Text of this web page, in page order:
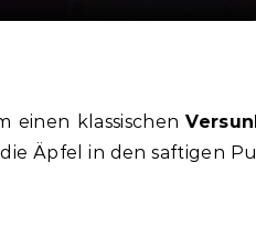
einen klassischen
Äpfel in den saftigen